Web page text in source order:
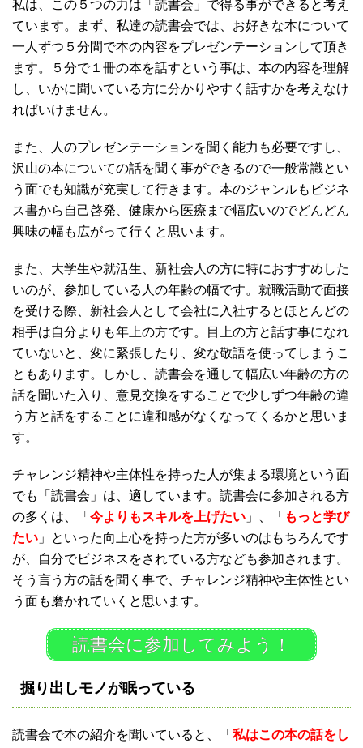
私は、この５つの力は「読書会」で得る事ができると考え
ています。まず、私達の読書会では、お好きな本について
一人ずつ５分間で本の内容をプレゼンテーションして頂き
ます。５分で１冊の本を話すという事は、本の内容を理解
し、いかに聞いている方に分かりやすく話すかを考えなけ
ればいけません。
また、人のプレゼンテーションを聞く能力も必要ですし、
沢山の本についての話を聞く事ができるので一般常識とい
う面でも知識が充実して行きます。本のジャンルもビジネ
ス書から自己啓発、健康から医療まで幅広いのでどんどん
興味の幅も広がって行くと思います。
また、大学生や就活生、新社会人の方に特におすすめした
いのが、参加している人の年齢の幅です。就職活動で面接
を受ける際、新社会人として会社に入社するとほとんどの
相手は自分よりも年上の方です。目上の方と話す事になれ
ていないと、変に緊張したり、変な敬語を使ってしまうこ
ともあります。しかし、読書会を通して幅広い年齢の方の
話を聞いた入り、意見交換をすることで少しずつ年齢の違
う方と話をすることに違和感がなくなってくるかと思いま
す。
チャレンジ精神や主体性を持った人が集まる環境という面
でも「読書会」は、適しています。読書会に参加される方
の多くは、「 今よりもスキルを上げたい 」、「 もっと学び
たい 」といった向上心を持った方が多いのはもちろんです
が、自分でビジネスをされている方なども参加されます。
そう言う方の話を聞く事で、チャレンジ精神や主体性とい
う面も磨かれていくと思います。
読書会に参加してみよう！
掘り出しモノが眠っている
読書会で本の紹介を聞いていると、「 私はこの本の話をし